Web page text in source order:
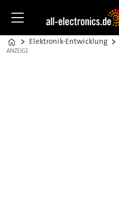
Home
Elektronik-Entwicklung
ANZEIGE
ANZEIGE